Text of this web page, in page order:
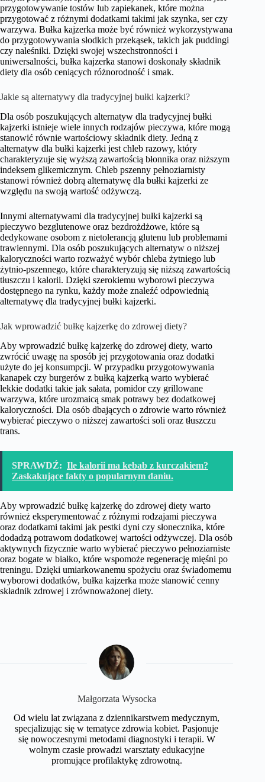
przygotowywanie tostów lub zapiekanek, które można
przygotować z różnymi dodatkami takimi jak szynka, ser czy
warzywa. Bułka kajzerka może być również wykorzystywana
do przygotowywania słodkich przekąsek, takich jak puddingi
czy naleśniki. Dzięki swojej wszechstronności i
uniwersalności, bułka kajzerka stanowi doskonały składnik
diety dla osób ceniących różnorodność i smak.
Jakie są alternatywy dla tradycyjnej bułki kajzerki?
Dla osób poszukujących alternatyw dla tradycyjnej bułki
kajzerki istnieje wiele innych rodzajów pieczywa, które mogą
stanowić równie wartościowy składnik diety. Jedną z
alternatyw dla bułki kajzerki jest chleb razowy, który
charakteryzuje się wyższą zawartością błonnika oraz niższym
indeksem glikemicznym. Chleb pszenny pełnoziarnisty
stanowi również dobrą alternatywę dla bułki kajzerki ze
względu na swoją wartość odżywczą.
Innymi alternatywami dla tradycyjnej bułki kajzerki są
pieczywo bezglutenowe oraz bezdrożdżowe, które są
dedykowane osobom z nietolerancją glutenu lub problemami
trawiennymi. Dla osób poszukujących alternatyw o niższej
kaloryczności warto rozważyć wybór chleba żytniego lub
żytnio-pszennego, które charakteryzują się niższą zawartością
tłuszczu i kalorii. Dzięki szerokiemu wyborowi pieczywa
dostępnego na rynku, każdy może znaleźć odpowiednią
alternatywę dla tradycyjnej bułki kajzerki.
Jak wprowadzić bułkę kajzerkę do zdrowej diety?
Aby wprowadzić bułkę kajzerkę do zdrowej diety, warto
zwrócić uwagę na sposób jej przygotowania oraz dodatki
użyte do jej konsumpcji. W przypadku przygotowywania
kanapek czy burgerów z bułką kajzerką warto wybierać
lekkie dodatki takie jak sałata, pomidor czy grillowane
warzywa, które urozmaicą smak potrawy bez dodatkowej
kaloryczności. Dla osób dbających o zdrowie warto również
wybierać pieczywo o niższej zawartości soli oraz tłuszczu
trans.
SPRAWDŹ: Ile kalorii ma kebab z kurczakiem?
Zaskakujące fakty o popularnym daniu.
Aby wprowadzić bułkę kajzerkę do zdrowej diety warto
również eksperymentować z różnymi rodzajami pieczywa
oraz dodatkami takimi jak pestki dyni czy słonecznika, które
dodadzą potrawom dodatkowej wartości odżywczej. Dla osób
aktywnych fizycznie warto wybierać pieczywo pełnoziarniste
oraz bogate w białko, które wspomoże regenerację mięśni po
treningu. Dzięki umiarkowanemu spożyciu oraz świadomemu
wyborowi dodatków, bułka kajzerka może stanowić cenny
składnik zdrowej i zrównoważonej diety.
Małgorzata Wysocka
Od wielu lat związana z dziennikarstwem medycznym,
specjalizując się w tematyce zdrowia kobiet. Pasjonuje
się nowoczesnymi metodami diagnostyki i terapii. W
wolnym czasie prowadzi warsztaty edukacyjne
promujące profilaktykę zdrowotną.